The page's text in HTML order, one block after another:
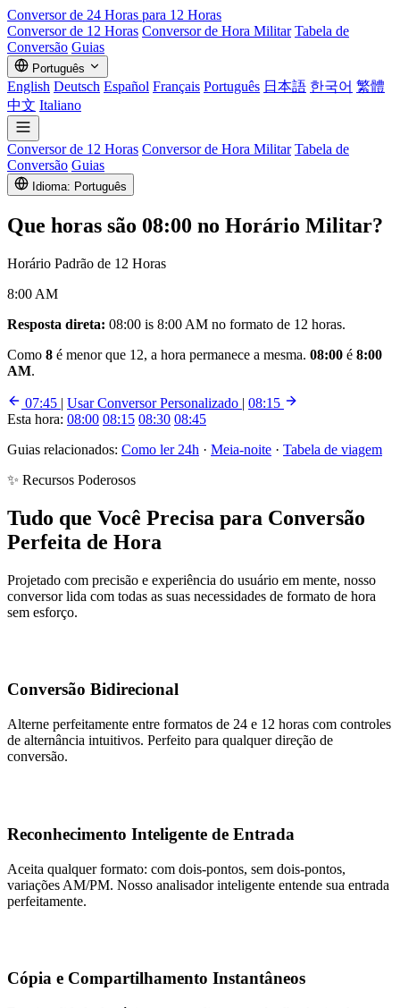
Conversor de 24 Horas para 12 Horas
Conversor de 12 Horas Conversor de Hora Militar Tabela de
Conversão Guias
Português
English Deutsch Español Français Português 日本語 한국어 繁體
中文 Italiano
Conversor de 12 Horas Conversor de Hora Militar Tabela de
Conversão Guias
Idioma: Português
Que horas são 08:00 no Horário Militar?
Horário Padrão de 12 Horas
8:00 AM
Resposta direta: 08:00 is 8:00 AM no formato de 12 horas.
Como 8 é menor que 12, a hora permanece a mesma. 08:00 é 8:00
AM.
07:45 | Usar Conversor Personalizado | 08:15
Esta hora: 08:00 08:15 08:30 08:45
Guias relacionados: Como ler 24h · Meia-noite · Tabela de viagem
✨ Recursos Poderosos
Tudo que Você Precisa para Conversão
Perfeita de Hora
Projetado com precisão e experiência do usuário em mente, nosso
conversor lida com todas as suas necessidades de formato de hora
sem esforço.
Conversão Bidirecional
Alterne perfeitamente entre formatos de 24 e 12 horas com controles
de alternância intuitivos. Perfeito para qualquer direção de
conversão.
Reconhecimento Inteligente de Entrada
Aceita qualquer formato: com dois-pontos, sem dois-pontos,
variações AM/PM. Nosso analisador inteligente entende sua entrada
perfeitamente.
Cópia e Compartilhamento Instantâneos